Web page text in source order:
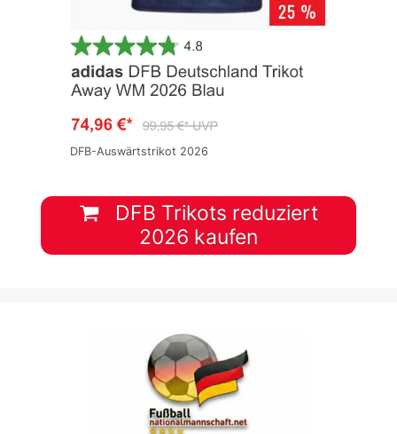
DFB-Auswärtstrikot 2026
DFB Trikots reduziert
2026 kaufen